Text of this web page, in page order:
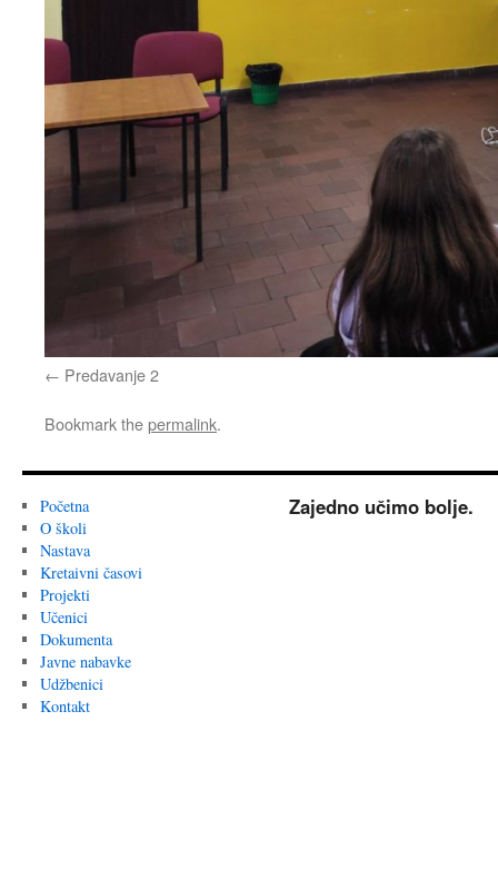
Predavanje 2
Bookmark thepermalink.
Početna
O školi
Nastava
Kretaivni časovi
Projekti
Učenici
Dokumenta
Javne nabavke
Udžbenici
Kontakt
Zajedno učimo bolje.